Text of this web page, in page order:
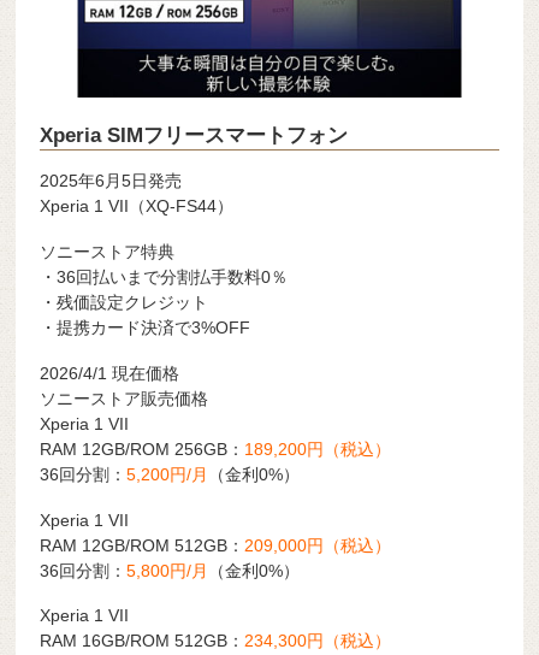
Xperia SIMフリースマートフォン
2025年6月5日発売
Xperia 1 VII（XQ-FS44）
ソニーストア特典
・36回払いまで分割払手数料0％
・残価設定クレジット
・提携カード決済で3%OFF
2026/4/1 現在価格
ソニーストア販売価格
Xperia 1 VII
RAM 12GB/ROM 256GB： 189,200円（税込）
36回分割：5,200円/月 （金利0%）
Xperia 1 VII
RAM 12GB/ROM 512GB： 209,000円（税込）
36回分割：5,800円/月 （金利0%）
Xperia 1 VII
RAM 16GB/ROM 512GB：234,300円（税込）